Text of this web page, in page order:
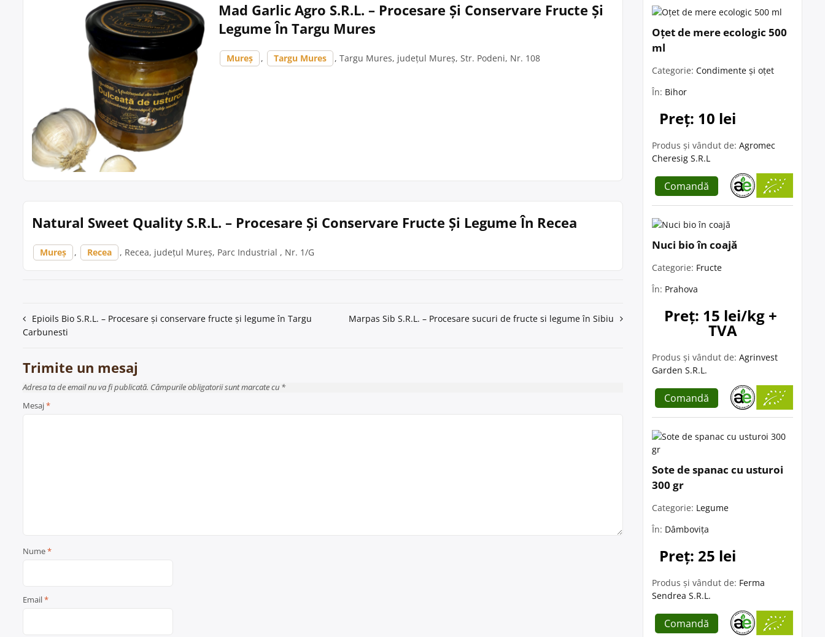
Mad Garlic Agro S.R.L. – Procesare Și Conservare Fructe Și
Legume În Targu Mures
Mureș , Targu Mures , Targu Mures, județul Mureș, Str. Podeni, Nr. 108
Natural Sweet Quality S.R.L. – Procesare Și Conservare Fructe Și Legume În Recea
Mureș , Recea , Recea, județul Mureș, Parc Industrial , Nr. 1/G
Navigare
în
articole
Epioils Bio S.R.L. – Procesare și conservare fructe și legume în Targu
Carbunesti
Marpas Sib S.R.L. – Procesare sucuri de fructe si legume în Sibiu
Trimite un mesaj
Adresa ta de email nu va fi publicată. Câmpurile obligatorii sunt marcate cu *
Mesaj*
Nume*
Email*
Oțet de mere ecologic 500
ml
Categorie: Condimente și oțet
În: Bihor
Preț: 10 lei
Produs și vândut de: Agromec
Cheresig S.R.L
Comandă
Nuci bio în coajă
Categorie: Fructe
În: Prahova
Preț: 15 lei/kg +
TVA
Produs și vândut de: Agrinvest
Garden S.R.L.
Comandă
Sote de spanac cu usturoi
300 gr
Categorie: Legume
În: Dâmbovița
Preț: 25 lei
Produs și vândut de: Ferma
Sendrea S.R.L.
Comandă